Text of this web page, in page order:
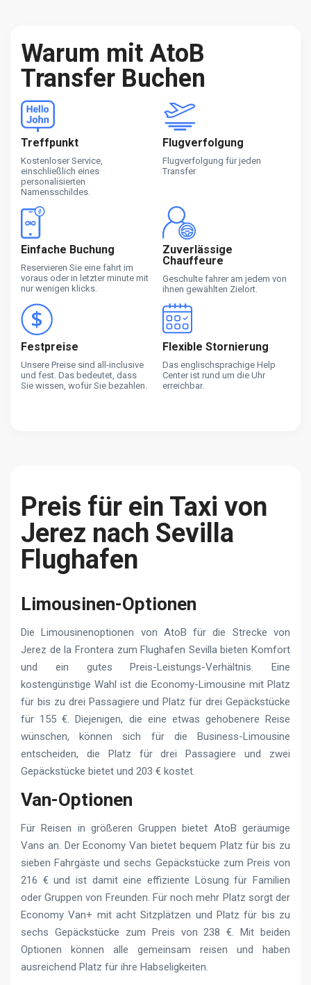
Warum mit AtoB
Transfer Buchen
Treffpunkt
Kostenloser Service,
einschließlich eines
personalisierten
Namensschildes.
Flugverfolgung
Flugverfolgung für jeden
Transfer
Einfache Buchung
Reservieren Sie eine fahrt im
voraus oder in letzter minute mit
nur wenigen klicks.
Zuverlässige
Chauffeure
Geschulte fahrer am jedem von
ihnen gewählten Zielort.
Festpreise
Unsere Preise sind all-inclusive
und fest. Das bedeutet, dass
Sie wissen, wofür Sie bezahlen.
Flexible Stornierung
Das englischsprachige Help
Center ist rund um die Uhr
erreichbar.
Preis für ein Taxi von
Jerez nach Sevilla
Flughafen
Limousinen-Optionen
Die Limousinenoptionen von AtoB für die Strecke von
Jerez de la Frontera zum Flughafen Sevilla bieten Komfort
und ein gutes Preis-Leistungs-Verhältnis. Eine
kostengünstige Wahl ist die Economy-Limousine mit Platz
für bis zu drei Passagiere und Platz für drei Gepäckstücke
für 155 €. Diejenigen, die eine etwas gehobenere Reise
wünschen, können sich für die Business-Limousine
entscheiden, die Platz für drei Passagiere und zwei
Gepäckstücke bietet und 203 € kostet.
Van-Optionen
Für Reisen in größeren Gruppen bietet AtoB geräumige
Vans an. Der Economy Van bietet bequem Platz für bis zu
sieben Fahrgäste und sechs Gepäckstücke zum Preis von
216 € und ist damit eine effiziente Lösung für Familien
oder Gruppen von Freunden. Für noch mehr Platz sorgt der
Economy Van+ mit acht Sitzplätzen und Platz für bis zu
sechs Gepäckstücke zum Preis von 238 €. Mit beiden
Optionen können alle gemeinsam reisen und haben
ausreichend Platz für ihre Habseligkeiten.